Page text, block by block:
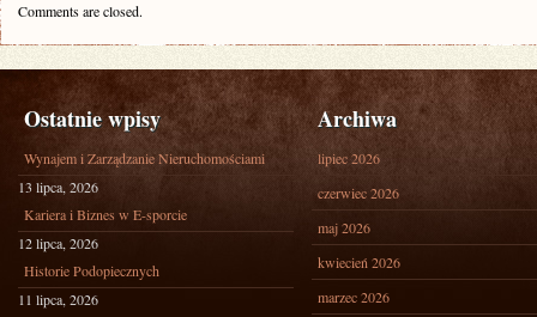
Comments are closed.
Ostatnie wpisy
Wynajem i Zarządzanie Nieruchomościami
13 lipca, 2026
Kariera i Biznes w E-sporcie
12 lipca, 2026
Historie Podopiecznych
11 lipca, 2026
Archiwa
lipiec 2026
czerwiec 2026
maj 2026
kwiecień 2026
marzec 2026